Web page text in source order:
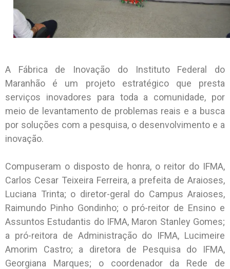
A Fábrica de Inovação do Instituto Federal do
Maranhão é um projeto estratégico que presta
serviços inovadores para toda a comunidade, por
meio de levantamento de problemas reais e a busca
por soluções com a pesquisa, o desenvolvimento e a
inovação.
Compuseram o disposto de honra, o reitor do IFMA,
Carlos Cesar Teixeira Ferreira, a prefeita de Araioses,
Luciana Trinta; o diretor-geral do Campus Araioses,
Raimundo Pinho Gondinho; o pró-reitor de Ensino e
Assuntos Estudantis do IFMA, Maron Stanley Gomes;
a pró-reitora de Administração do IFMA, Lucimeire
Amorim Castro; a diretora de Pesquisa do IFMA,
Georgiana Marques; o coordenador da Rede de